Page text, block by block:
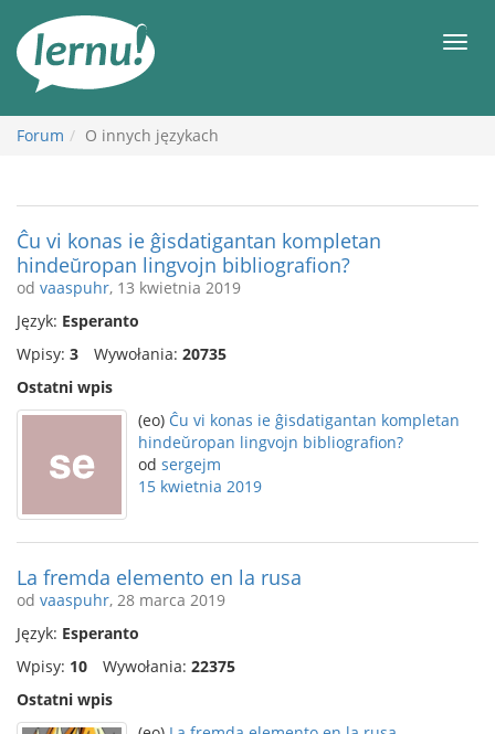
Forum O innych językach
Ĉu vi konas ie ĝisdatigantan kompletan
hindeŭropan lingvojn bibliografion?
od vaaspuhr, 13 kwietnia 2019
Język: Esperanto
Wpisy: 3 Wywołania: 20735
Ostatni wpis
(eo) Ĉu vi konas ie ĝisdatigantan kompletan
hindeŭropan lingvojn bibliografion?
od sergejm
15 kwietnia 2019
La fremda elemento en la rusa
od vaaspuhr, 28 marca 2019
Język: Esperanto
Wpisy: 10 Wywołania: 22375
Ostatni wpis